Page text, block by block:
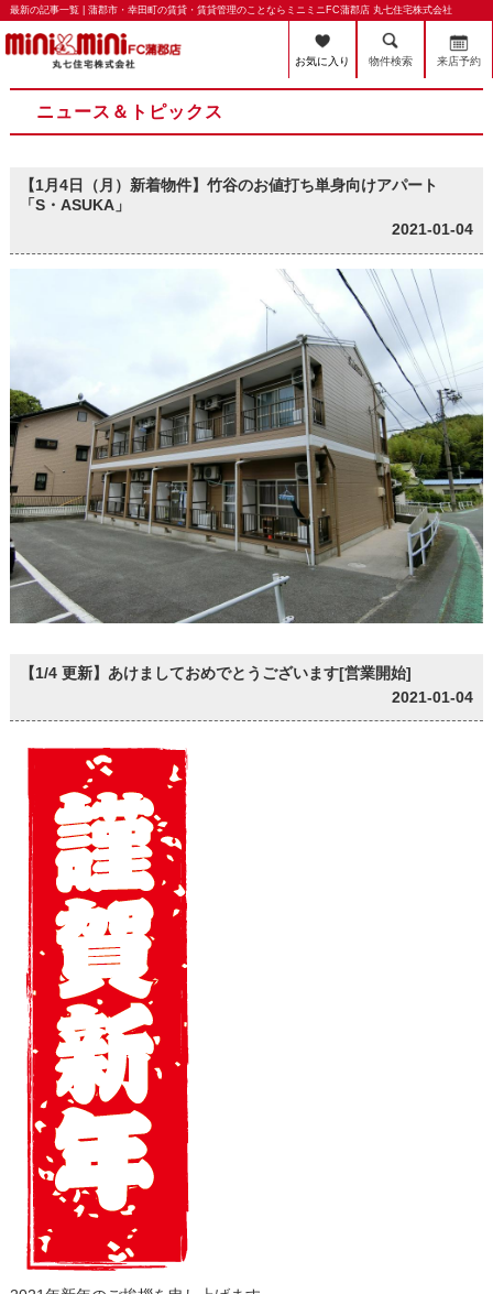
最新の記事一覧 | 蒲郡市・幸田町の賃貸・賃貸管理のことならミニミニFC蒲郡店 丸七住宅株式会社
お気に入り 物件検索 来店予約
ニュース＆トピックス
【1月4日（月）新着物件】竹谷のお値打ち単身向けアパート
「S・ASUKA」
2021-01-04
【1/4 更新】あけましておめでとうございます[営業開始]
2021-01-04